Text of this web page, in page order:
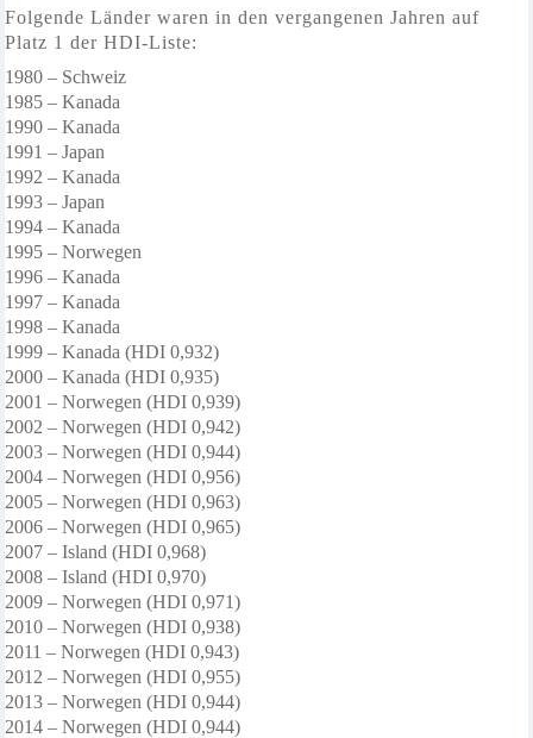
Folgende Länder waren in denvergangenen Jahren auf
Platz 1 der HDI-Liste:
1980 – Schweiz
1985 – Kanada
1990 – Kanada
1991 – Japan
1992 – Kanada
1993 – Japan
1994 – Kanada
1995 – Norwegen
1996 – Kanada
1997 – Kanada
1998 – Kanada
1999 – Kanada (HDI 0,932)
2000 – Kanada (HDI 0,935)
2001 – Norwegen (HDI 0,939)
2002 – Norwegen (HDI 0,942)
2003 – Norwegen (HDI 0,944)
2004 – Norwegen (HDI 0,956)
2005 – Norwegen (HDI 0,963)
2006 – Norwegen (HDI 0,965)
2007 – Island (HDI 0,968)
2008 – Island (HDI 0,970)
2009 – Norwegen (HDI 0,971)
2010 – Norwegen (HDI 0,938)
2011 – Norwegen (HDI 0,943)
2012 – Norwegen (HDI 0,955)
2013 – Norwegen (HDI 0,944)
2014 – Norwegen (HDI 0,944)